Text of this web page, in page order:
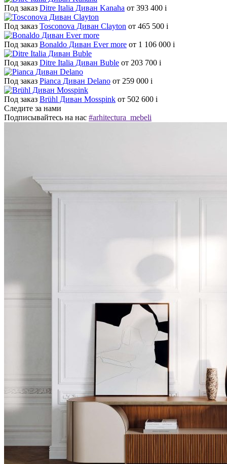
Под заказ Ditre Italia Диван Kanaha от 393 400 i
Под заказ Tosconova Диван Clayton от 465 500 i
Под заказ Bonaldo Диван Ever more от 1 106 000 i
Под заказ Ditre Italia Диван Buble от 203 700 i
Под заказ Pianca Диван Delano от 259 000 i
Под заказ Brühl Диван Mosspink от 502 600 i
Следите за нами
Подписывайтесь на нас #arhitectura_mebeli